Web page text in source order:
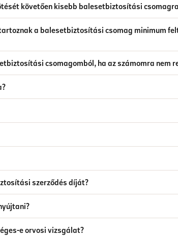
követően kisebb balesetbiztosítási
a balesetbiztosítási csomag minimum
csomagomból, ha az számomra nem
szerződés díját?
e orvosi vizsgálat?